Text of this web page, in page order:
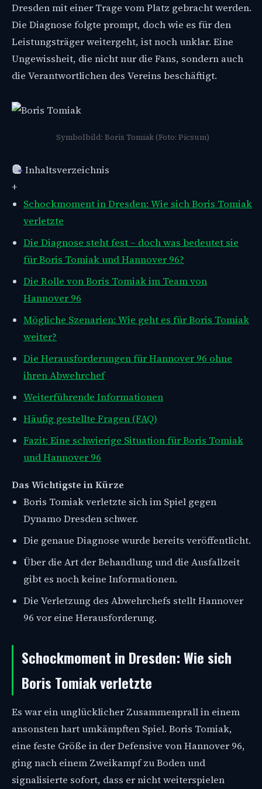
Dresden mit einer Trage vom Platz gebracht werden.
Die Diagnose folgte prompt, doch wie es für den
Leistungsträger weitergeht, ist noch unklar. Eine
Ungewissheit, die nicht nur die Fans, sondern auch
die Verantwortlichen des Vereins beschäftigt.
Symbolbild: Boris Tomiak (Foto: Picsum)
Inhaltsverzeichnis
+
Schockmoment in Dresden: Wie sich Boris Tomiak
verletzte
Die Diagnose steht fest – doch was bedeutet sie
für Boris Tomiak und Hannover 96?
Die Rolle von Boris Tomiak im Team von
Hannover 96
Mögliche Szenarien: Wie geht es für Boris Tomiak
weiter?
Die Herausforderungen für Hannover 96 ohne
ihren Abwehrchef
Weiterführende Informationen
Häufig gestellte Fragen (FAQ)
Fazit: Eine schwierige Situation für Boris Tomiak
und Hannover 96
Das Wichtigste in Kürze
Boris Tomiak verletzte sich im Spiel gegen
Dynamo Dresden schwer.
Die genaue Diagnose wurde bereits veröffentlicht.
Über die Art der Behandlung und die Ausfallzeit
gibt es noch keine Informationen.
Die Verletzung des Abwehrchefs stellt Hannover
96 vor eine Herausforderung.
Schockmoment in Dresden: Wie sich
Boris Tomiak verletzte
Es war ein unglücklicher Zusammenprall in einem
ansonsten hart umkämpften Spiel. Boris Tomiak,
eine feste Größe in der Defensive von Hannover 96,
ging nach einem Zweikampf zu Boden und
signalisierte sofort, dass er nicht weiterspielen